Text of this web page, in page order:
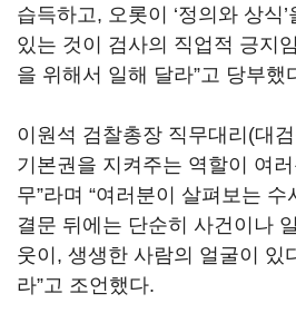
습득하고, 오롯이 ‘정의와 상식
있는 것이 검사의 직업적 긍지
을 위해서 일해 달라”고 당부했
이원석 검찰총장 직무대리(대
기본권을 지켜주는 역할이 여
무”라며 “여러분이 살펴보는
결문 뒤에는 단순히 사건이나
웃이, 생생한 사람의 얼굴이 있
라”고 조언했다.